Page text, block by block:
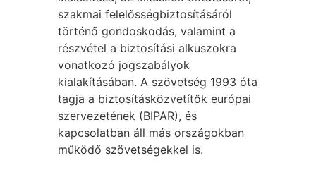
szakmai felelősségbiztosításáról
történő gondoskodás, valamint a
részvétel a biztosítási alkuszokra
vonatkozó jogszabályok
kialakításában. A szövetség 1993 óta
tagja a biztosításközvetítők európai
szervezetének (BIPAR), és
kapcsolatban áll más országokban
működő szövetségekkel is.